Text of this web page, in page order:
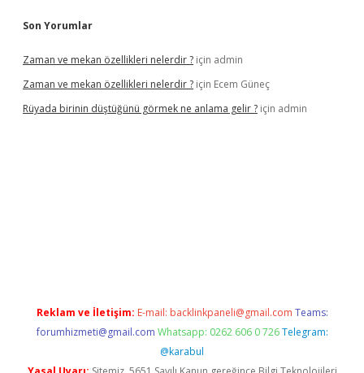
Son Yorumlar
Zaman ve mekan özellikleri nelerdir ? için admin
Zaman ve mekan özellikleri nelerdir ? için Ecem Güneç
Rüyada birinin düştüğünü görmek ne anlama gelir ? için admin
Reklam ve İletişim: E-mail: backlinkpaneli@gmail.com Teams:
forumhizmeti@gmail.com Whatsapp: 0262 606 0 726 Telegram:
@karabul